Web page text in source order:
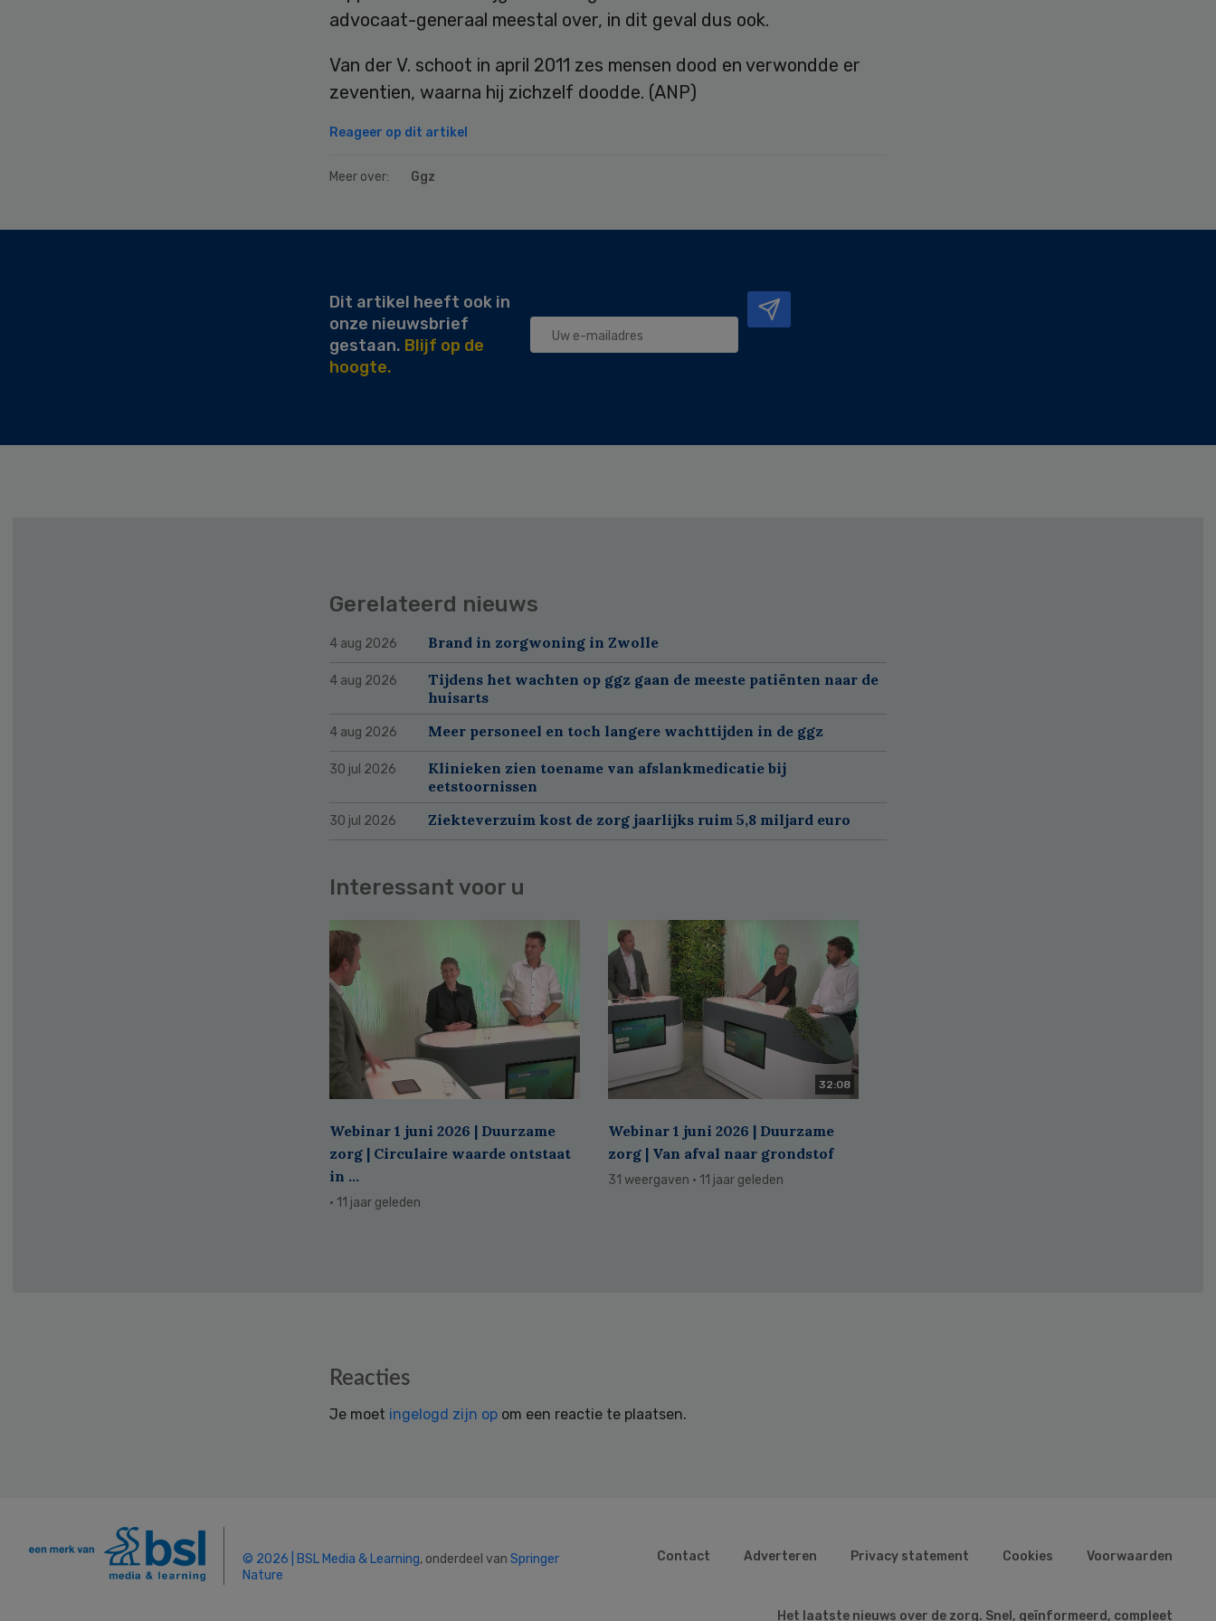
advocaat-generaal meestal over, in dit geval dus ook.
Van der V. schoot in april 2011 zes mensen dood en verwondde er
zeventien, waarna hij zichzelf doodde. (ANP)
Reageer op dit artikel
Meer over: Ggz
Dit artikel heeft ook in
onze nieuwsbrief
gestaan. Blijf op de
hoogte.
Gerelateerd nieuws
4 aug 2026 Brand in zorgwoning in Zwolle
4 aug 2026
Tijdens het wachten op ggz gaan de meeste patiënten naar de
huisarts
4 aug 2026 Meer personeel en toch langere wachttijden in de ggz
30 jul 2026
Klinieken zien toename van afslankmedicatie bij
eetstoornissen
30 jul 2026 Ziekteverzuim kost de zorg jaarlijks ruim 5,8 miljard euro
Interessant voor u
Webinar 1 juni 2026 | Duurzame
zorg | Circulaire waarde ontstaat
in ...
· 11 jaar geleden
32:08
Webinar 1 juni 2026 | Duurzame
zorg | Van afval naar grondstof
31 weergaven · 11 jaar geleden
Reacties
Je moet ingelogd zijn op om een reactie te plaatsen.
© 2026 | BSL Media & Learning, onderdeel van Springer
Nature
Contact Adverteren Privacy statement Cookies Voorwaarden
Het laatste nieuws over de zorg. Snel, geïnformeerd, compleet